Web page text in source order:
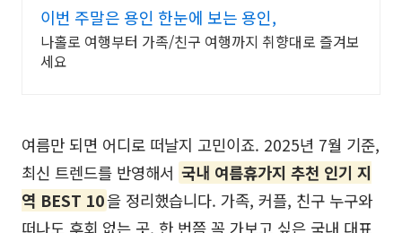
이번 주말은 용인 한눈에 보는 용인,
나홀로 여행부터 가족/친구 여행까지 취향대로 즐겨보
세요
여름만 되면 어디로 떠날지 고민이죠. 2025년 7월 기준,
최신 트렌드를 반영해서 국내 여름휴가지 추천 인기 지
역 BEST 10을 정리했습니다. 가족, 커플, 친구 누구와
떠나도 후회 없는 곳, 한 번쯤 꼭 가보고 싶은 국내 대표